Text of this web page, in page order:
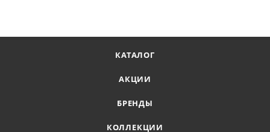
КАТАЛОГ
АКЦИИ
БРЕНДЫ
КОЛЛЕКЦИИ